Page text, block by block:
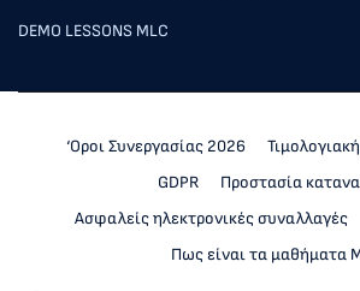
DEMO LESSONS MLC
‘Οροι Συνεργασίας 2026
GDPR
Προστασία
Ασφαλείς ηλεκτρονικές συναλλαγές
Πως είναι τα μαθήματα